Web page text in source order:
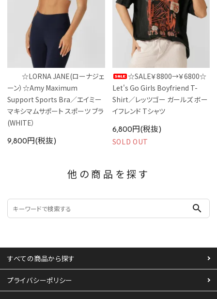
☆LORNA JANE(ローナジェ
ーン）☆Amy Maximum
Support Sports Bra／エイミー
マキシマムサポート スポーツ ブラ
(WHITE）
9,800円(税抜)
☆SALE￥8800→￥6800☆
Let's Go Girls Boyfriend T-
Shirt／レッツゴー ガールズ ボー
イフレンド Tシャツ
6,800円(税抜)
SOLD OUT
他の商品を探す
search
すべての商品から探す
プライバシーポリシー